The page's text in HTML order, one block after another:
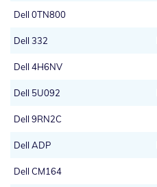
Dell 0TN800
Dell 332
Dell 4H6NV
Dell 5U092
Dell 9RN2C
Dell ADP
Dell CM164